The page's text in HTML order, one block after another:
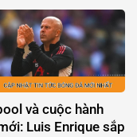
sẽ làm nên điều kỳ diệu.
không như mơ, và
anh đang đối mặt với
lại Stamford Bridge sau
thể kích hoạt điều …
và cuộc hành
Luis Enrique sắp